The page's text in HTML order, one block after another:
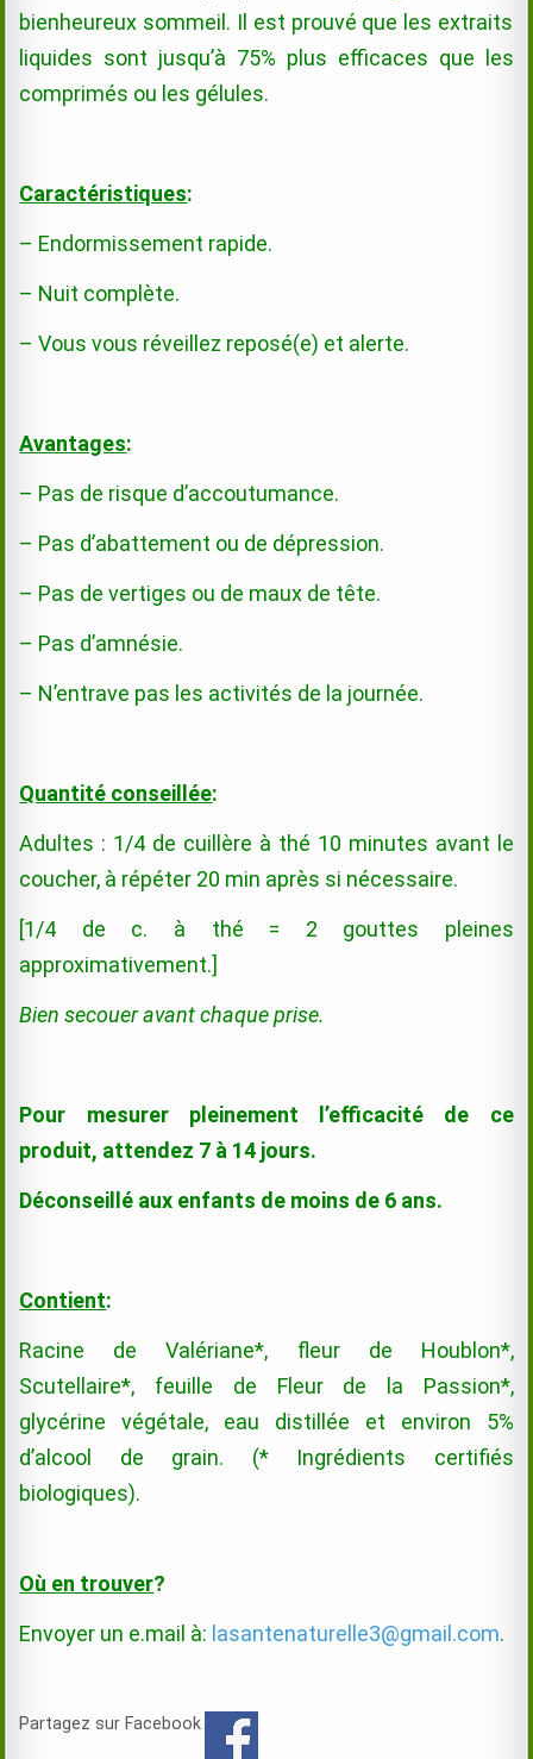
bienheureux sommeil. Il est prouvé que les extraits
liquides sont jusqu’à 75% plus efficaces que les
comprimés ou les gélules.
Caractéristiques:
– Endormissement rapide.
– Nuit complète.
– Vous vous réveillez reposé(e) et alerte.
Avantages:
– Pas de risque d’accoutumance.
– Pas d’abattement ou de dépression.
– Pas de vertiges ou de maux de tête.
– Pas d’amnésie.
– N’entrave pas les activités de la journée.
Quantité conseillée:
Adultes : 1/4 de cuillère à thé 10 minutes avant le
coucher, à répéter 20 min après si nécessaire.
[1/4 de c. à thé = 2 gouttes pleines
approximativement.]
Bien secouer avant chaque prise.
Pour mesurer pleinement l’efficacité de ce
produit, attendez 7 à 14 jours.
Déconseillé aux enfants de moins de 6 ans.
Contient:
Racine de Valériane*, fleur de Houblon*,
Scutellaire*, feuille de Fleur de la Passion*,
glycérine végétale, eau distillée et environ 5%
d’alcool de grain. (* Ingrédients certifiés
biologiques).
Où en trouver?
Envoyer un e.mail à: lasantenaturelle3@gmail.com.
Partagez sur Facebook